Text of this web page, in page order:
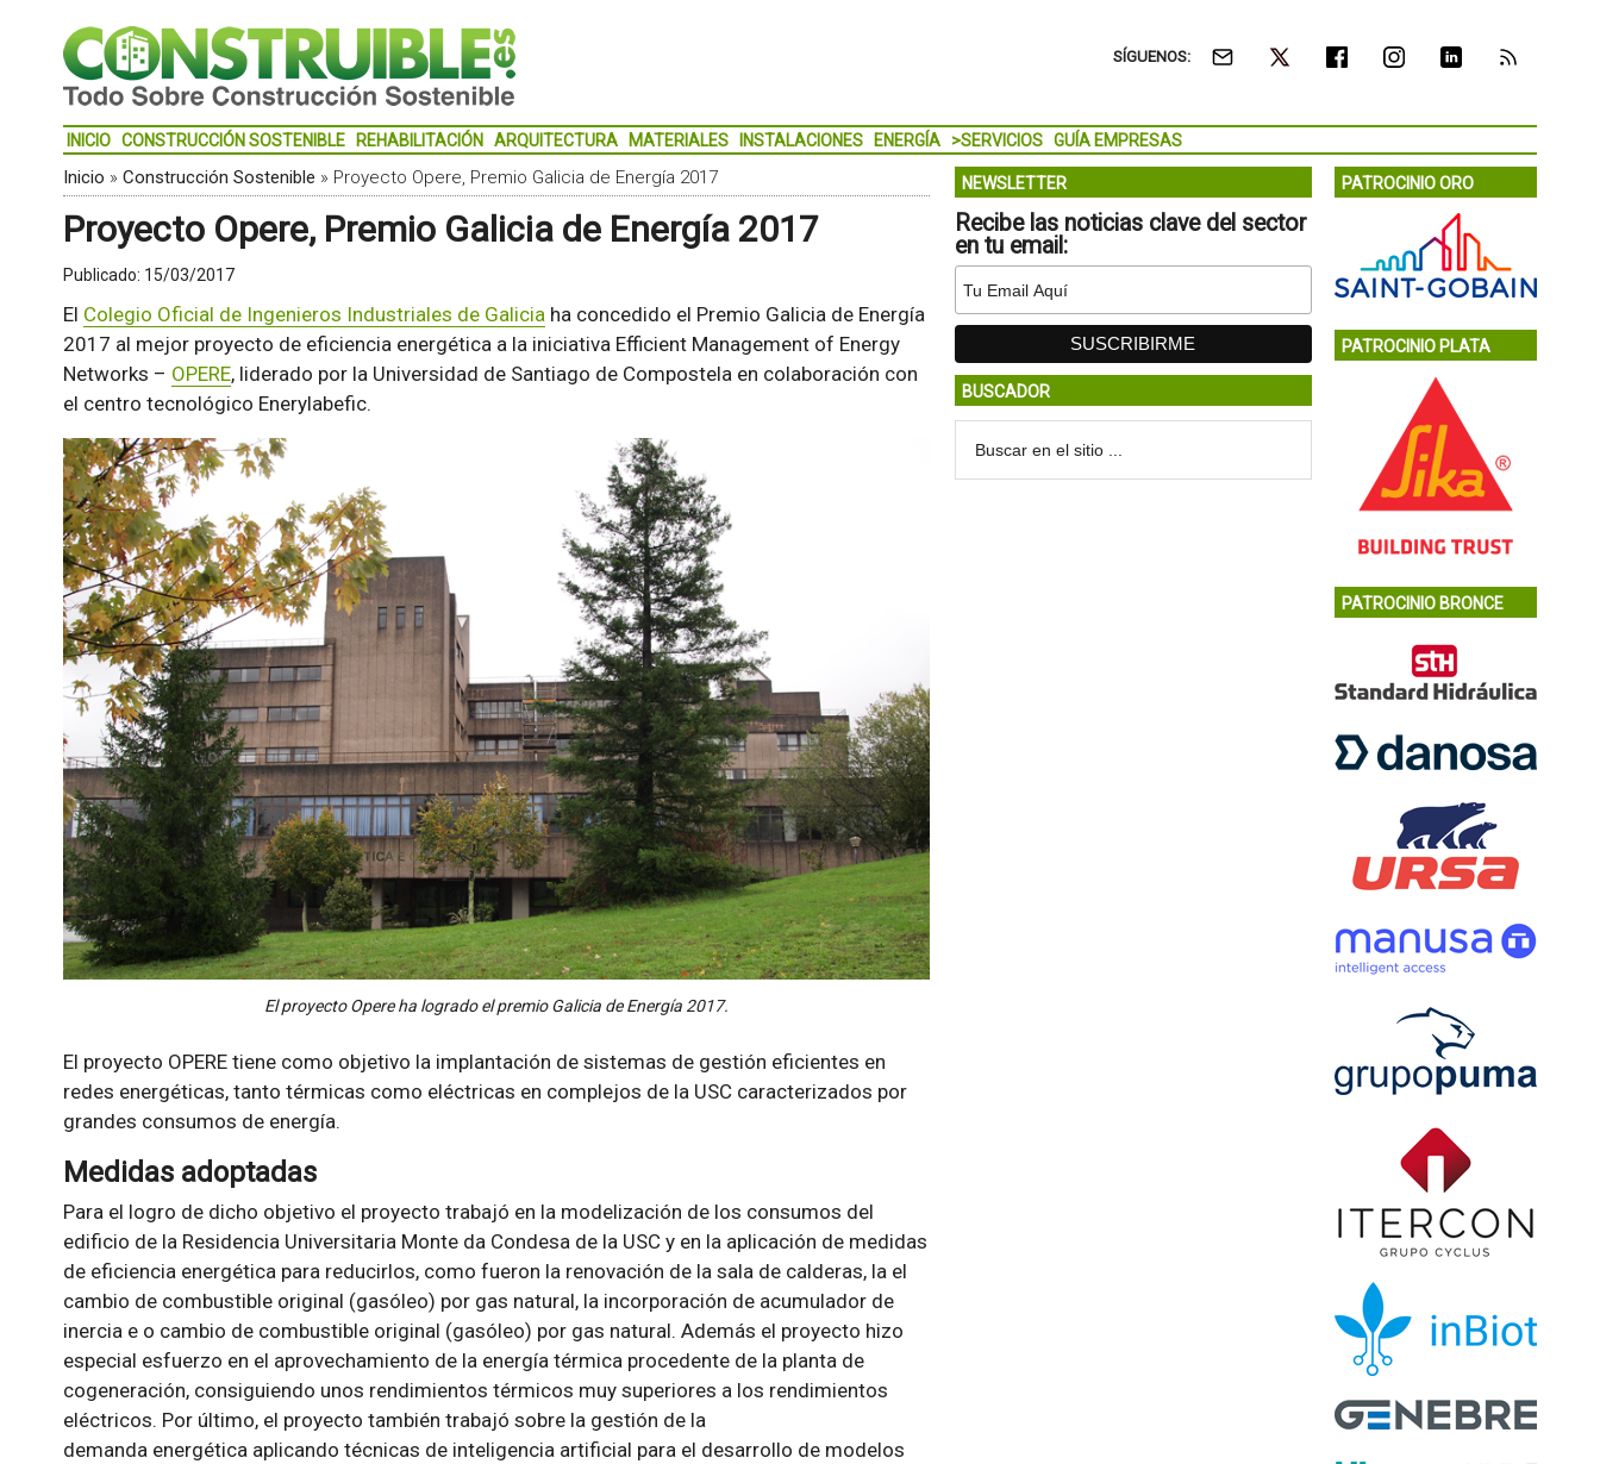
SÍGUENOS:
INICIO CONSTRUCCIÓN SOSTENIBLE REHABILITACIÓN ARQUITECTURA MATERIALES INSTALACIONES ENERGÍA >SERVICIOS GUÍA EMPRESAS
Inicio » Construcción Sostenible » Proyecto Opere, Premio Galicia de Energía 2017
Proyecto Opere, Premio Galicia de Energía 2017
Publicado: 15/03/2017
El Colegio Oficial de Ingenieros Industriales de Galiciaha concedido el Premio Galicia de Energía
2017 al mejor proyecto de eficiencia energética a la iniciativa Efficient Management of Energy
Networks – OPERE, liderado por la Universidad de Santiago de Compostela en colaboración con
el centro tecnológico Enerylabefic.
El proyecto Opere ha logrado el premio Galicia de Energía 2017.
El proyecto OPERE tiene como objetivo la implantación de sistemas de gestión eficientes en
redes energéticas, tanto térmicas como eléctricas en complejos de la USC caracterizados por
grandes consumos de energía.
Medidas adoptadas
Para el logro de dicho objetivo el proyecto trabajó en la modelización de los consumos del
edificio de la Residencia Universitaria Monte da Condesa de la USC y en la aplicación de medidas
de eficiencia energética para reducirlos, como fueron la renovación de la sala de calderas, la el
cambio de combustible original (gasóleo) por gas natural, la incorporación de acumulador de
inercia e o cambio de combustible original (gasóleo) por gas natural. Además el proyecto hizo
especial esfuerzo en el aprovechamiento de la energía térmica procedente de la planta de
cogeneración, consiguiendo unos rendimientos térmicos muy superiores a los rendimientos
eléctricos. Por último, el proyecto también trabajó sobre la gestión de la
demanda energética aplicando técnicas de inteligencia artificial para el desarrollo de modelos
NEWSLETTER
Recibe las noticias clave del sector
en tu email:
BUSCADOR
PATROCINIO ORO
PATROCINIO PLATA
PATROCINIO BRONCE